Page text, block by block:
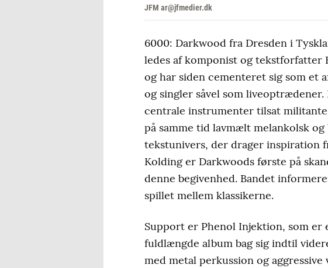
JFM ar@jfmedier.dk
6000: Darkwood fra Dresden i
ledes af komponist og tekstforfatter
og har siden cementeret sig som et
og singler såvel som
centrale instrumenter tilsat
på samme tid lavmælt melankolsk
tekstunivers, der drager inspiration
Kolding er Darkwoods første på
denne begivenhed. Bandet
spillet mellem klassikerne.
Support er Phenol Injektion, som
fuldlængde album bag sig indtil
med metal perkussion og